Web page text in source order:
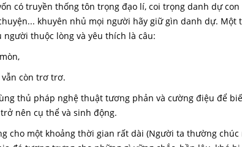
có truyền thống tôn trọng đạo lí, coi trọng danh dự
khuyên nhủ mọi người hãy giữ gìn danh dự. Một
thuộc lòng và yêu thích là câu:
còn trơ trơ.
thủ pháp nghệ thuật tương phản và cường điệu để
nên cụ thể và sinh động.
cho một khoảng thời gian rất dài (Người ta thường